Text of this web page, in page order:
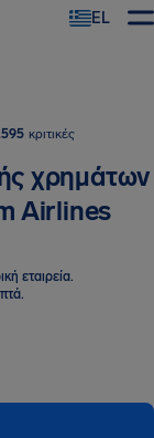
EL
κριτικές
χρημάτων
Airlines
εταιρεία.